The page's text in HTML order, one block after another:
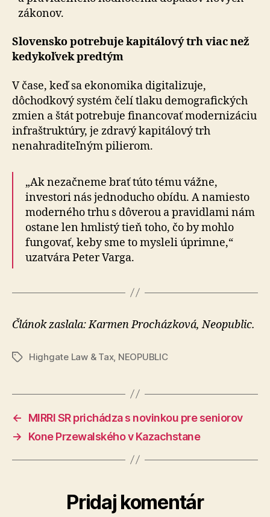
zákonov.
Slovensko potrebuje kapitálový trh viac než
kedykoľvek predtým
V čase, keď sa ekonomika digitalizuje,
dôchodkový systém čelí tlaku demografických
zmien a štát potrebuje financovať modernizáciu
infraštruktúry, je zdravý kapitálový trh
nenahraditeľným pilierom.
„Ak nezačneme brať túto tému vážne,
investori nás jednoducho obídu. A namiesto
moderného trhu s dô­ve­rou a pravidlami nám
ostane len hmlistý tieň toho, čo by mohlo
fungovať, keby sme to mysleli úprimne,“
uzatvára Peter Varga.
Článok zaslala: Karmen Procházková, Neopublic.
ZnačkyHighgate Law & Tax, NEOPUBLIC
←
MIRRI SR prichádza s novinkou pre seniorov
→
Kone Przewalského v Kazachstane
Pridaj komentár